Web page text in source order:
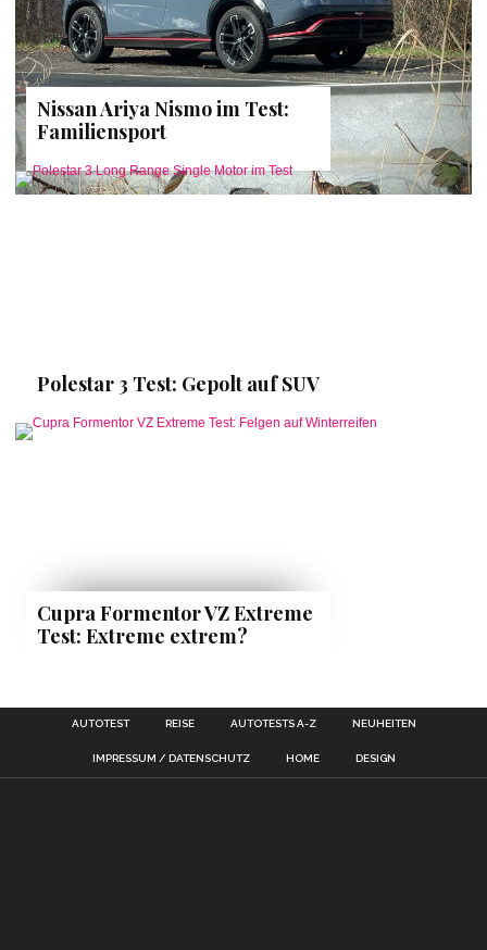
Nissan Ariya Nismo im Test:
Familiensport
Polestar 3 Test: Gepolt auf SUV
Cupra Formentor VZ Extreme
Test: Extreme extrem?
AUTOTEST REISE AUTOTESTS A-Z NEUHEITEN
IMPRESSUM / DATENSCHUTZ HOME DESIGN